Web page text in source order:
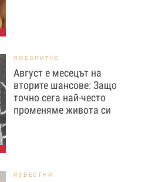
ЛЮБОПИТНО
Август е месецът на
вторите шансове: Защо
точно сега най-често
променяме живота си
ИЗВЕСТНИ